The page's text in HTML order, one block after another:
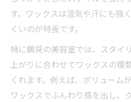
す。ワックスは湿気や汗にも強
くいのが特長です。
特に鶴見の美容室では、スタイ
上がりに合わせてワックスの種
くれます。例えば、ボリューム
ワックスでふんわり感を出し、